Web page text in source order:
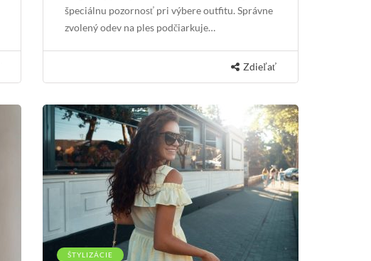
špeciálnu pozornosť pri výbere outfitu. Správne
zvolený odev na ples podčiarkuje…
Zdieľať
ŠTYLIZÁCIE